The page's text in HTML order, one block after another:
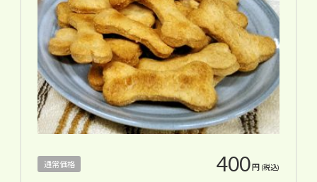
通常価格 400円 (税込)